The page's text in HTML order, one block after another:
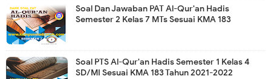
Soal Dan Jawaban PAT Al-Qur'an Hadis
Semester 2 Kelas 7 MTs Sesuai KMA 183
Soal PTS Al-Qur'an Hadis Semester 1 Kelas 4
SD/MI Sesuai KMA 183 Tahun 2021-2022